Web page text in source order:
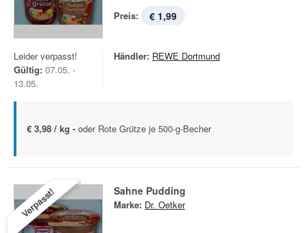
Preis: € 1,99
Leider verpasst!
Gültig: 07.05. -
13.05.
Händler: REWE Dortmund
€ 3,98 / kg - oder Rote Grütze je 500-g-Becher
Verpasst! Sahne Pudding
Marke: Dr. Oetker